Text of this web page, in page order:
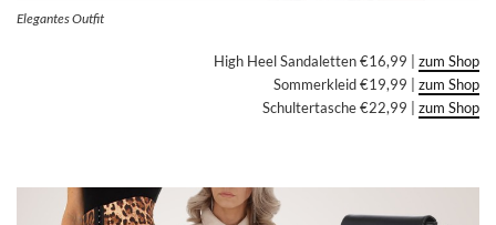
Elegantes Outfit
High Heel Sandaletten €16,99 | zum Shop
Sommerkleid €19,99 | zum Shop
Schultertasche €22,99 | zum Shop